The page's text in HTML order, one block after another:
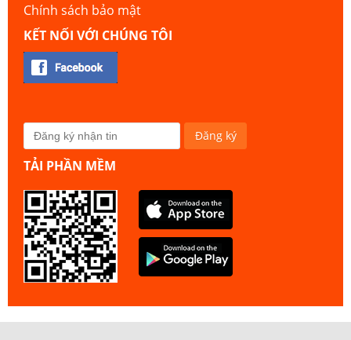
Chính sách bảo mật
KẾT NỐI VỚI CHÚNG TÔI
TẢI PHẦN MỀM